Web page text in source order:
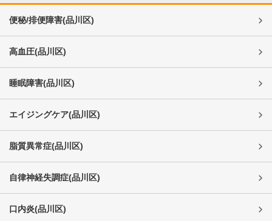
便秘/排便障害(品川区)
高血圧(品川区)
睡眠障害(品川区)
エイジングケア(品川区)
脂質異常症(品川区)
自律神経失調症(品川区)
口内炎(品川区)